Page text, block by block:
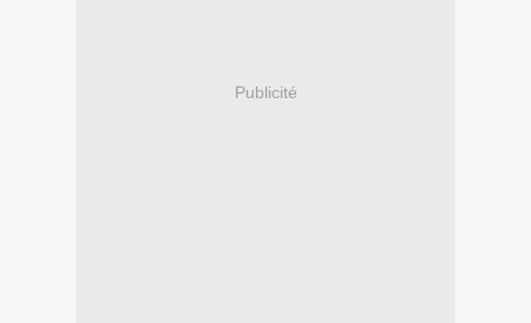
Publicité